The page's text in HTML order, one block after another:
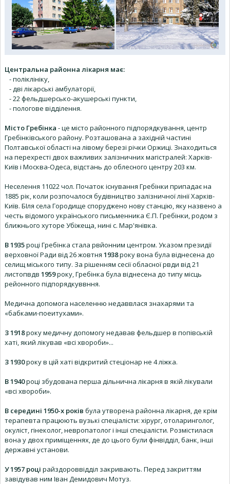
Центральна районна лікарня має:
- поліклініку,
- дві лікарські амбулаторії,
- 22 фельдшерсько-акушерські пункти,
- пологове відділення.
Місто Гребінка - це місто районного підпорядкування, центр
Гребінківського району. Розташована а західній частині
Полтавської області на лівому березі річки Оржиці. Знаходиться
на перехресті двох важливих залізничних магістралей: Харків-
Київ і Москва-Одеса, відстань до облесного центру 203 км.
Неселення 11022 чол. Початок існування Гребінки припадає на
1885 рік, коли розпочалося будівництво залізничної лінії Харків-
Київ. БІля села Городище споруджено нову станцію, яку назвено а
честь відомого українського письменника Є.П. Гребінки, родом з
ближнього хуторе Убіжеща, нині с. Мар'янівка.
В 1935році Гребінка стала рвйонним центром. Указом президії
верховної Ради від 26 жовтня 1938року вона була віднесена до
селищ міського типу. За рішенням сесії обласної рвди від 21
листопвдв 1959року, Гребінка була віднесена до типу місць
рейонного підпорядкуввння.
Медична допомога населенню недаввлася знахарями та
«бабками-поеитухами».
З 1918року медичну допомогу недавав фельдшер в попівській
хаті, який лікував «всі хвороби»...
З 1930року в цій хаті відкритий стеціонар не 4 ліжка.
В 1940році збудована перша дільнична лікарня в якій лікували
«всі хвороби».
В середині 1950-х років була утворена районна лікарня, де крім
терапевта працюють вузькі спеціалісти: хірург, отоларинголог,
окуліст, гінеколог, невропатолог і інші спеціалісти. Розмістилася
вона у двох приміщеннях, де до цього були фінвідділ, банк, інші
державні установи.
У 1957 році райздороввідділ закривають. Перед закриттям
завідував ним Іван Демидович Мотуз.